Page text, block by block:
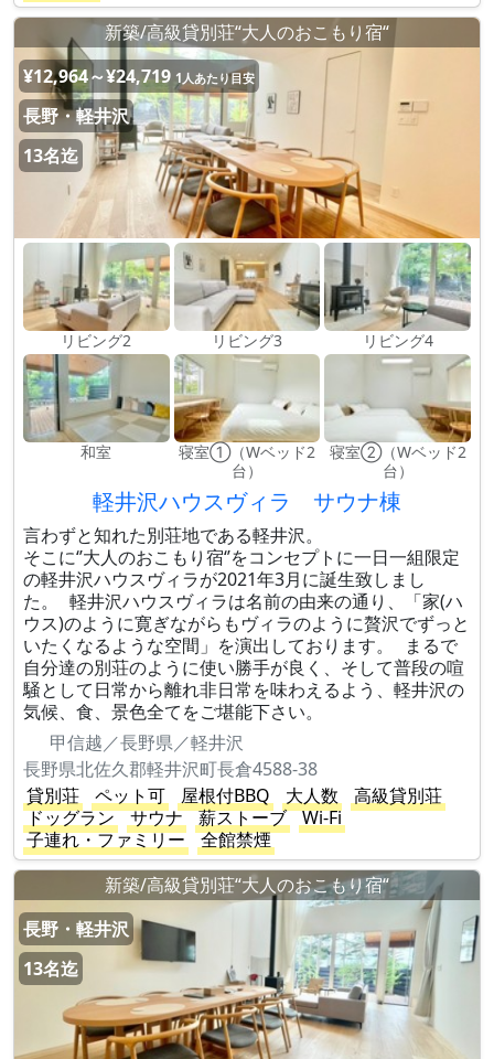
新築/高級貸別荘“大人のおこもり宿“
¥12,964～¥24,719 1人あたり目安
長野・軽井沢
13名迄
リビング2 リビング3 リビング4
和室
寝室①（Wベッド2
台）
寝室②（Wベッド2
台）
軽井沢ハウスヴィラ サウナ棟
言わずと知れた別荘地である軽井沢。
そこに‘’大人のおこもり宿‘’をコンセプトに一日一組限定
の軽井沢ハウスヴィラが2021年3月に誕生致しまし
た。 軽井沢ハウスヴィラは名前の由来の通り、「家(ハ
ウス)のように寛ぎながらもヴィラのように贅沢でずっと
いたくなるような空間」を演出しております。 まるで
自分達の別荘のように使い勝手が良く、そして普段の喧
騒として日常から離れ非日常を味わえるよう、軽井沢の
気候、食、景色全てをご堪能下さい。
甲信越／長野県／軽井沢
長野県北佐久郡軽井沢町長倉4588-38
貸別荘
ペット可 屋根付BBQ 大人数
高級貸別荘
ドッグラン
サウナ 薪ストーブ
Wi-Fi
子連れ・ファミリー
全館禁煙
新築/高級貸別荘“大人のおこもり宿“
長野・軽井沢
13名迄